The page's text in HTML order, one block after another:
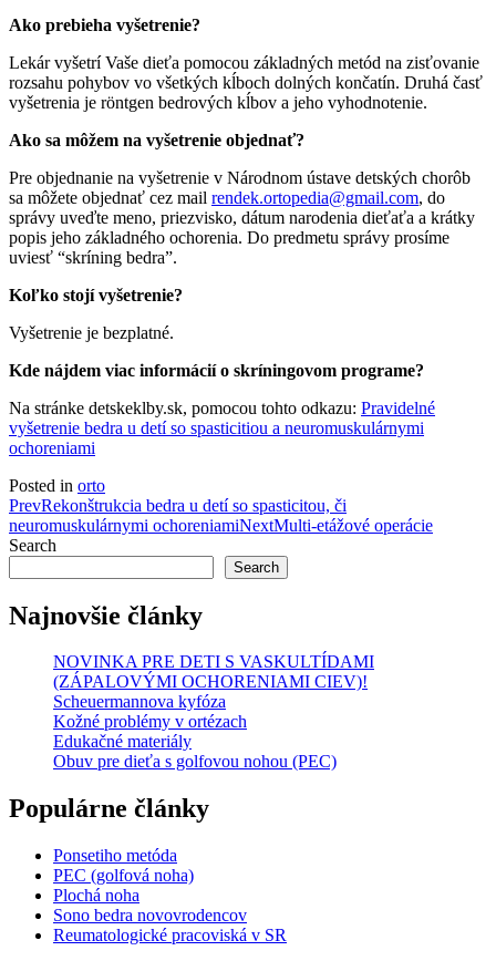
Ako prebieha vyšetrenie?
Lekár vyšetrí Vaše dieťa pomocou základných metód na zisťovanie
rozsahu pohybov vo všetkých kĺboch dolných končatín. Druhá časť
vyšetrenia je röntgen bedrových kĺbov a jeho vyhodnotenie.
Ako sa môžem na vyšetrenie objednať?
Pre objednanie na vyšetrenie v Národnom ústave detských chorôb
sa môžete objednať cez mail rendek.ortopedia@gmail.com, do
správy uveďte meno, priezvisko, dátum narodenia dieťaťa a krátky
popis jeho základného ochorenia. Do predmetu správy prosíme
uviesť “skríning bedra”.
Koľko stojí vyšetrenie?
Vyšetrenie je bezplatné.
Kde nájdem viac informácií o skríningovom programe?
Na stránke detskeklby.sk, pomocou tohto odkazu: Pravidelné
vyšetrenie bedra u detí so spasticitiou a neuromuskulárnymi
ochoreniami
Posted in orto
Post
navigation
PrevRekonštrukcia bedra u detí so spasticitou, či
neuromuskulárnymi ochoreniamiNextMulti-etážové operácie
Search
Search
Najnovšie články
NOVINKA PRE DETI S VASKULTÍDAMI
(ZÁPALOVÝMI OCHORENIAMI CIEV)!
Scheuermannova kyfóza
Kožné problémy v ortézach
Edukačné materiály
Obuv pre dieťa s golfovou nohou (PEC)
Populárne články
Ponsetiho metóda
PEC (golfová noha)
Plochá noha
Sono bedra novovrodencov
Reumatologické pracoviská v SR